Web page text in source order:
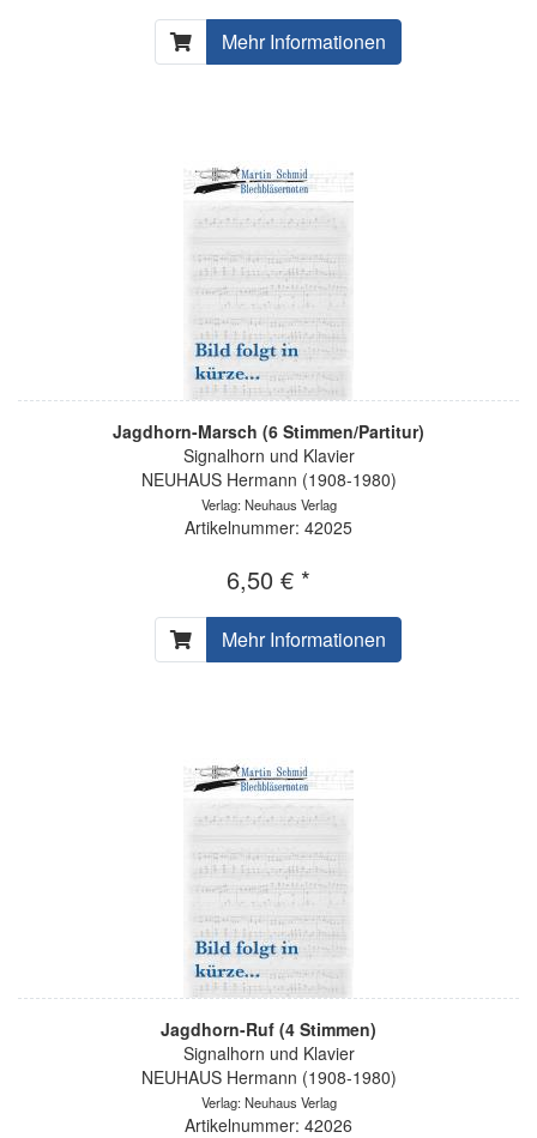
Mehr Informationen
Jagdhorn-Marsch (6 Stimmen/Partitur)
Signalhorn und Klavier
NEUHAUS Hermann (1908-1980)
Verlag: Neuhaus Verlag
Artikelnummer: 42025
6,50 € *
Mehr Informationen
Jagdhorn-Ruf (4 Stimmen)
Signalhorn und Klavier
NEUHAUS Hermann (1908-1980)
Verlag: Neuhaus Verlag
Artikelnummer: 42026